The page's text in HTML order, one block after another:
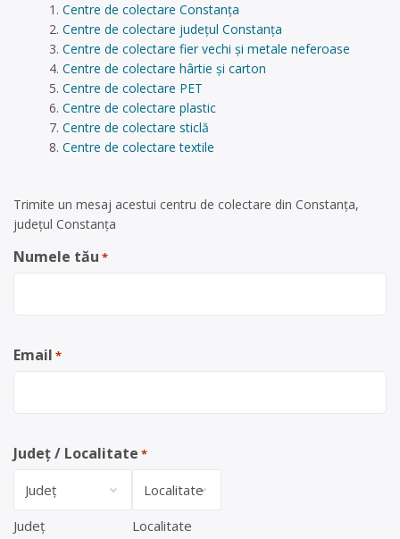
Centre de colectare Constanța
Centre de colectare județul Constanța
Centre de colectare fier vechi și metale neferoase
Centre de colectare hârtie și carton
Centre de colectare PET
Centre de colectare plastic
Centre de colectare sticlă
Centre de colectare textile
Trimite un mesaj acestui centru de colectare din Constanța,
județul Constanța
Numele tău *
Email *
Județ / Localitate *
Județ Localitate